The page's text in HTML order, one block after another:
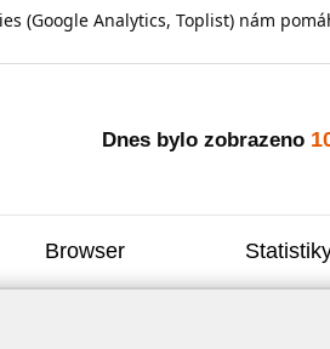
(Google Analytics, Toplist) nám
Dnes bylo zobrazeno
Browser